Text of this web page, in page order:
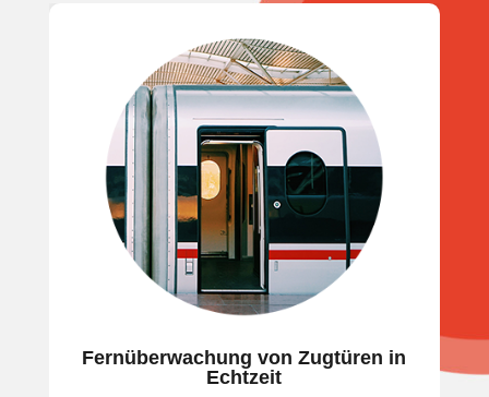
Fernüberwachung von Zugtüren in
Echtzeit